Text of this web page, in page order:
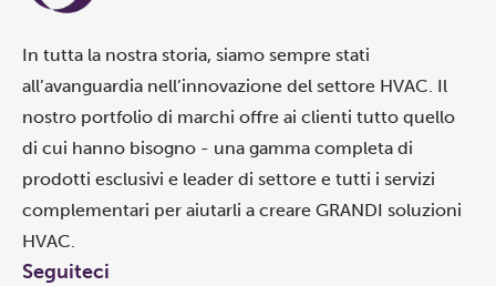
In tutta la nostra storia, siamo sempre stati
all’avanguardia nell’innovazione del settore HVAC. Il
nostro portfolio di marchi offre ai clienti tutto quello
di cui hanno bisogno - una gamma completa di
prodotti esclusivi e leader di settore e tutti i servizi
complementari per aiutarli a creare GRANDI soluzioni
HVAC.
Seguiteci